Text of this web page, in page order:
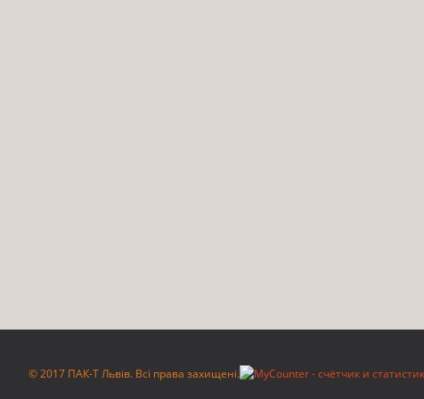
© 2017 ПАК-Т Львів. Всі права захищені.